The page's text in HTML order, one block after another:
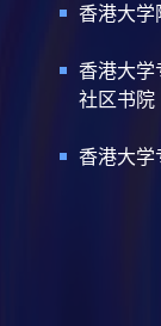
香港大学
香港大学
社区书院
香港大学